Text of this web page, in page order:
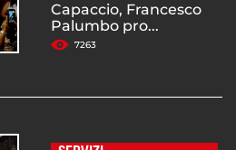
Capaccio, Francesco
Palumbo pro...
7263